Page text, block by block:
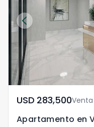
USD	283,500Venta